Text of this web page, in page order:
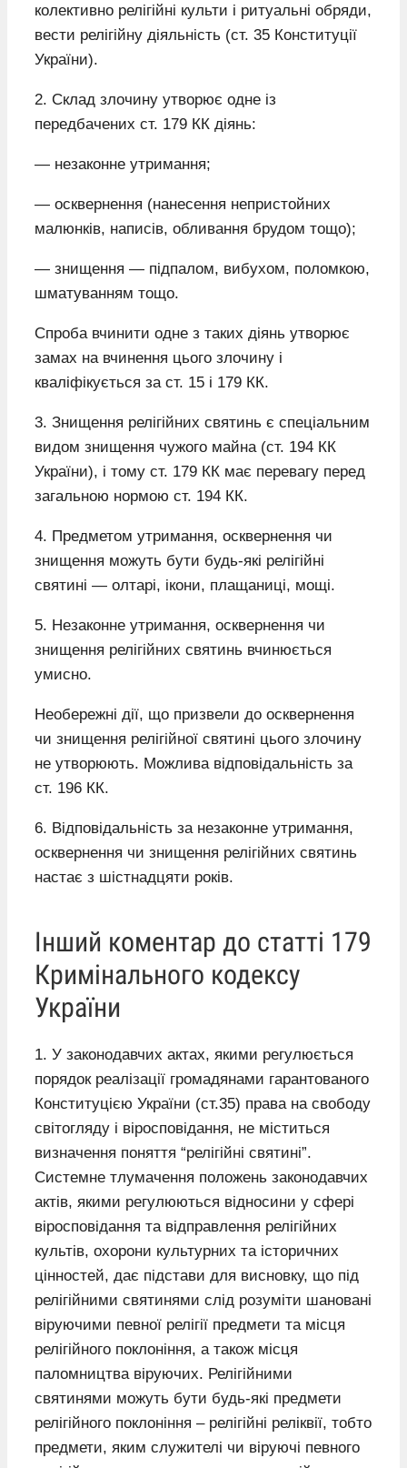
колективно релігійні культи і ритуальні обряди,
вести релігійну діяльність (ст. 35 Конституції
України).
2. Склад злочину утворює одне із
передбачених ст. 179 КК діянь:
— незаконне утримання;
— осквернення (нанесення непристойних
малюнків, написів, обливання брудом тощо);
— знищення — підпалом, вибухом, поломкою,
шматуванням тощо.
Спроба вчинити одне з таких діянь утворює
замах на вчинення цього злочину і
кваліфікується за ст. 15 і 179 КК.
3. Знищення релігійних святинь є спеціальним
видом знищення чужого майна (ст. 194 КК
України), і тому ст. 179 КК має перевагу перед
загальною нормою ст. 194 КК.
4. Предметом утримання, осквернення чи
знищення можуть бути будь-які релігійні
святині — олтарі, ікони, плащаниці, мощі.
5. Незаконне утримання, осквернення чи
знищення релігійних святинь вчинюється
умисно.
Необережні дії, що призвели до осквернення
чи знищення релігійної святині цього злочину
не утворюють. Можлива відповідальність за
ст. 196 КК.
6. Відповідальність за незаконне утримання,
осквернення чи знищення релігійних святинь
настає з шістнадцяти років.
Інший коментар до статті 179
Кримінального кодексу
України
1. У законодавчих актах, якими регулюється
порядок реалізації громадянами гарантованого
Конституцією України (ст.35) права на свободу
світогляду і віросповідання, не міститься
визначення поняття “релігійні святині”.
Системне тлумачення положень законодавчих
актів, якими регулюються відносини у сфері
віросповідання та відправлення релігійних
культів, охорони культурних та історичних
цінностей, дає підстави для висновку, що під
релігійними святинями слід розуміти шановані
віруючими певної релігії предмети та місця
релігійного поклоніння, а також місця
паломництва віруючих. Релігійними
святинями можуть бути будь-які предмети
релігійного поклоніння – релігійні реліквії, тобто
предмети, яким служителі чи віруючі певного